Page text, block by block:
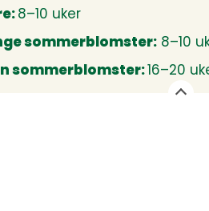
8–10 uker
sommerblomster: 8–10
sommerblomster:16–20